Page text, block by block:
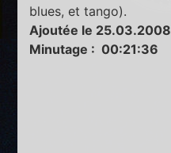
blues, et tango).
Ajoutée le 25.03.2008
Minutage : 00:21:36